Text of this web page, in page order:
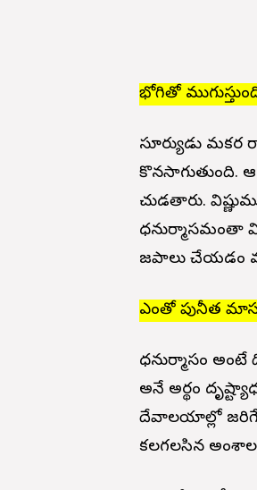
భోగితో
సూర్యుడు మకర
కొనసాగుతుంది.
చుడతారు.
ధనుర్మాసమంతా
జపాలు చేయడం
ఎంతో పునీత
ధనుర్మాసం అంటే
అనే అర్థం
దేవాలయాల్లో జరిగే
కలగలసిన